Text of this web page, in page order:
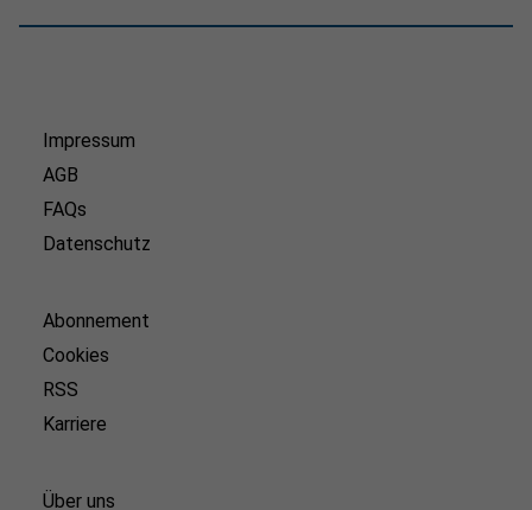
Impressum
AGB
FAQs
Datenschutz
Abonnement
Cookies
RSS
Karriere
Über uns